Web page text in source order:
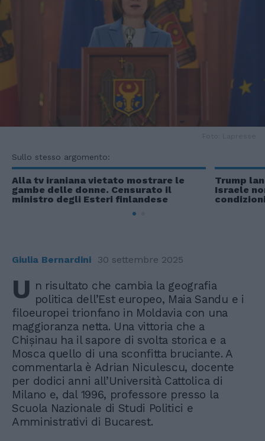
Sullo stesso argomento:
Alla tv iraniana vietato mostrare le
gambe delle donne. Censurato il
ministro degli Esteri finlandese
Trump
Israele
Giulia Bernardini 30 settembre 2025
U n risultato che cambia la geografia
politica dell’Est europeo, Maia Sandu e i
filoeuropei trionfano in Moldavia con una
maggioranza netta. Una vittoria che a
Chișinau ha il sapore di svolta storica e a
Mosca quello di una sconfitta bruciante. A
commentarla è Adrian Niculescu, docente
per dodici anni all’Università Cattolica di
Milano e, dal 1996, professore presso la
Scuola Nazionale di Studi Politici e
Amministrativi di Bucarest.